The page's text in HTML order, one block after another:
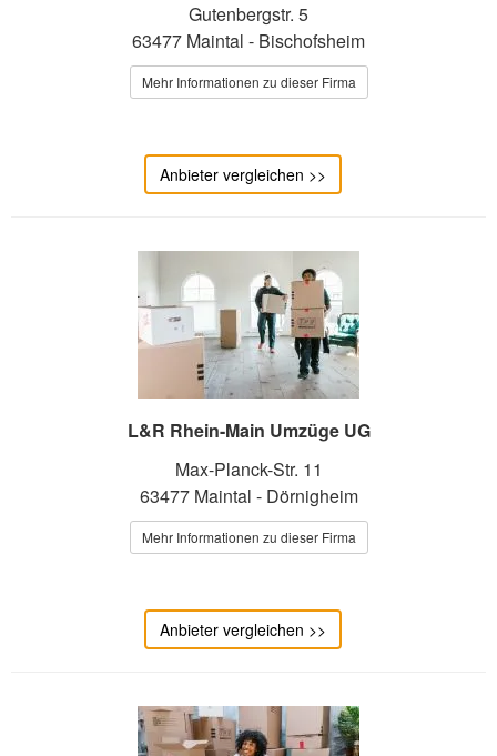
Gutenbergstr. 5
63477 Maintal - Bischofsheim
Mehr Informationen zu dieser Firma
Anbieter vergleichen >>
L&R Rhein-Main Umzüge UG
Max-Planck-Str. 11
63477 Maintal - Dörnigheim
Mehr Informationen zu dieser Firma
Anbieter vergleichen >>